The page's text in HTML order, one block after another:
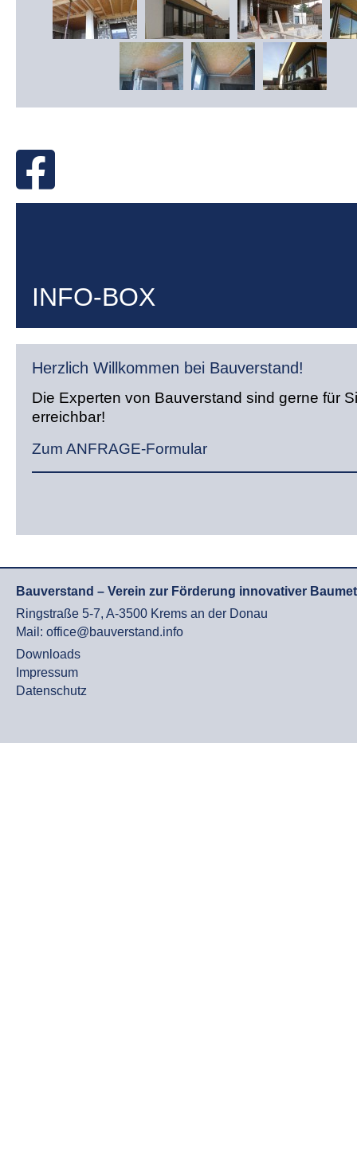
INFO-BOX
Herzlich Willkommen bei Bauverstand!
Die Experten von Bauverstand sind gerne für
erreichbar!
Zum ANFRAGE-Formular
Bauverstand – Verein zur Förderung innovativer
Ringstraße 5-7, A-3500 Krems an der Donau
Mail: office@bauverstand.info
Downloads
Impressum
Datenschutz